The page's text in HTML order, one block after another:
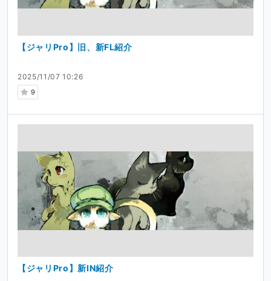
2025/11/07 10:26
9
【ジャリPro】旧、新FL紹介
【ジャリPro】新IN紹介